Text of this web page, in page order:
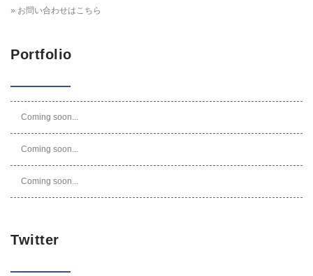
» お問い合わせはこちら
Portfolio
Coming soon...
Coming soon...
Coming soon...
Twitter